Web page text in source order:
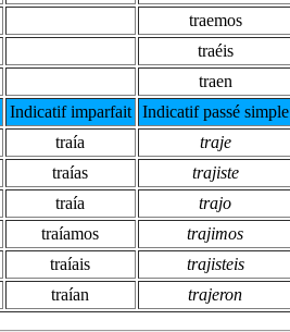
traemos
traéis
traen
Indicatif imparfait Indicatif passé simple
traía traje
traías trajiste
traía trajo
traíamos trajimos
traíais trajisteis
traían trajeron